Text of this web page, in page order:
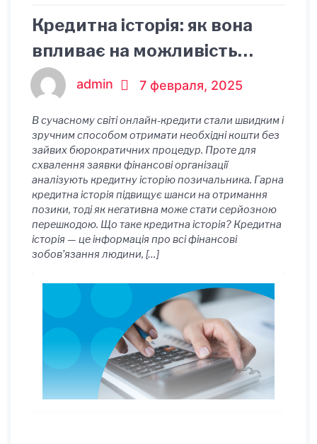
Кредитна історія: як вона
впливає на можливість
отримання онлайн-кредиту
admin 7 февраля, 2025
В сучасному світі онлайн-кредити стали швидким і
зручним способом отримати необхідні кошти без
зайвих бюрократичних процедур. Проте для
схвалення заявки фінансові організації
аналізують кредитну історію позичальника. Гарна
кредитна історія підвищує шанси на отримання
позики, тоді як негативна може стати серйозною
перешкодою. Що таке кредитна історія? Кредитна
історія — це інформація про всі фінансові
зобов’язання людини, […]